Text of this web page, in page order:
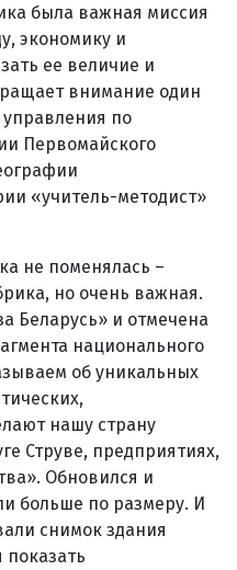
была важная миссия
экономику и
ее величие и
внимание один
по
Первомайского
«учитель-методист»
не поменялась –
но очень важная.
Беларусь» и отмечена
национального
об уникальных
нашу страну
Струве, предприятиях,
Обновился и
больше по размеру. И
снимок здания
показать